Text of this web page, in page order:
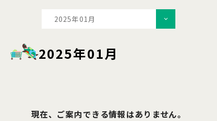
2025年01月
2025年01月
現在、ご案内できる情報はありません。